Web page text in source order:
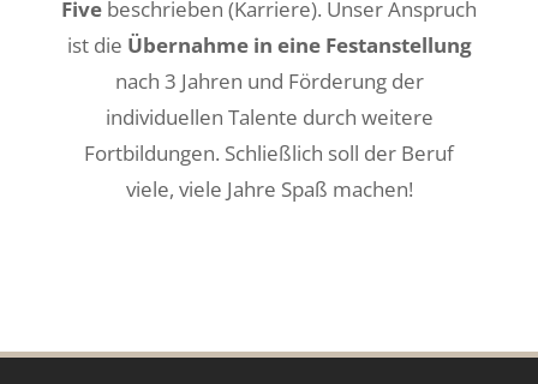
Five beschrieben (Karriere). Unser Anspruch
ist die Übernahme in eine Festanstellung
nach 3 Jahren und Förderung der
individuellen Talente durch weitere
Fortbildungen. Schließlich soll der Beruf
viele, viele Jahre Spaß machen!